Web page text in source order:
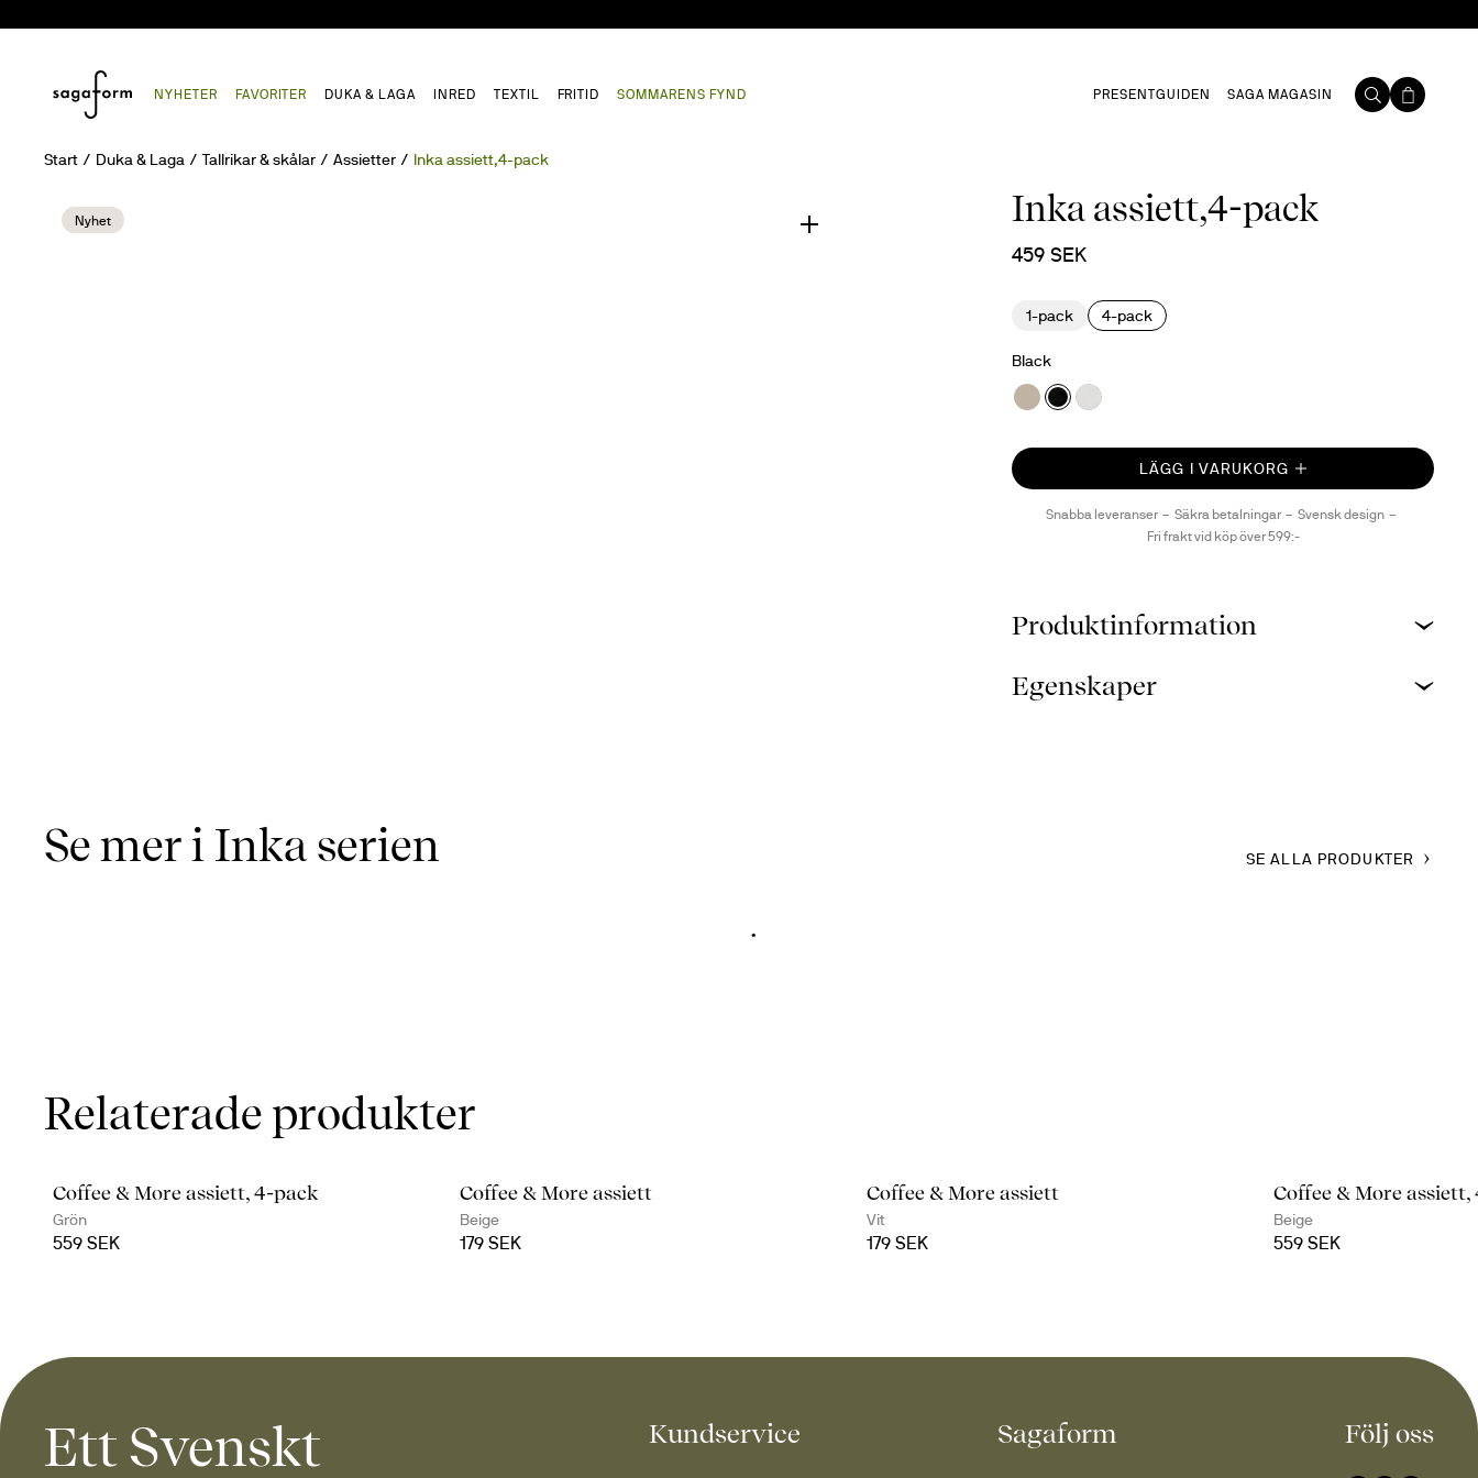
NYHETER FAVORITER DUKA & LAGA INRED TEXTIL FRITID SOMMARENS FYND PRESENTGUIDEN SAGA MAGASIN
Start Duka & Laga Tallrikar & skålar Assietter Inka assiett,4-pack
Nyhet Inka assiett,4-pack
459 SEK
1-pack 4-pack
Black
LÄGG I VARUKORG
Snabba leveranser Säkra betalningar
Svensk design
Fri frakt vid köp över 599:-
Produktinformation
Egenskaper
Se mer i Inka serien SE ALLA PRODUKTER
Relaterade produkter
Coffee & More assiett, 4-pack
Grön
559 SEK
Coffee & More assiett
Beige
179 SEK
Coffee & More assiett
Vit
179 SEK
Coffee & More assiett,
Beige
559 SEK
Ett Svenskt
Kundservice Sagaform Följ oss